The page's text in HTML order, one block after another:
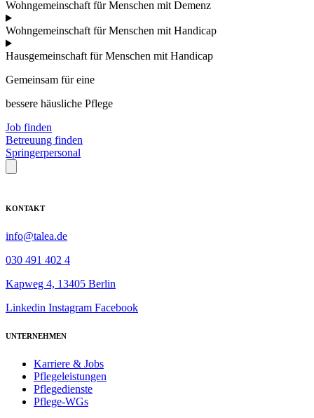
Wohngemeinschaft für Menschen mit Demenz
Wohngemeinschaft für Menschen mit Handicap
Hausgemeinschaft für Menschen mit Handicap
Gemeinsam für eine
bessere häusliche Pflege
Job finden
Betreuung finden
Springerpersonal
KONTAKT
info@talea.de
030 491 402 4
Kapweg 4, 13405 Berlin
Linkedin Instagram Facebook
UNTERNEHMEN
Karriere & Jobs
Pflegeleistungen
Pflegedienste
Pflege-WGs